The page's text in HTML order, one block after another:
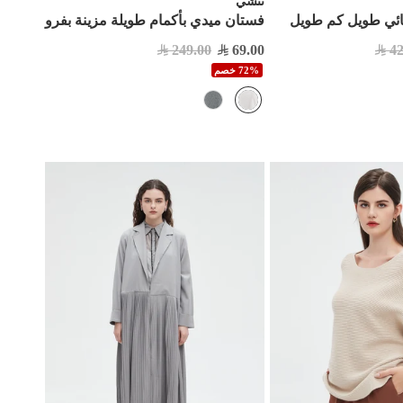
طويل كم طويل
فستان ميدي بأكمام طويلة مزينة بفرو
69.00
249.00
72% خصم